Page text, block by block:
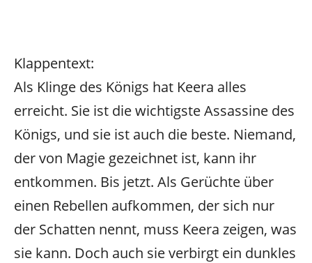
Klappentext:
Als Klinge des Königs hat Keera alles
erreicht. Sie ist die wichtigste Assassine des
Königs, und sie ist auch die beste. Niemand,
der von Magie gezeichnet ist, kann ihr
entkommen. Bis jetzt. Als Gerüchte über
einen Rebellen aufkommen, der sich nur
der Schatten nennt, muss Keera zeigen, was
sie kann. Doch auch sie verbirgt ein dunkles